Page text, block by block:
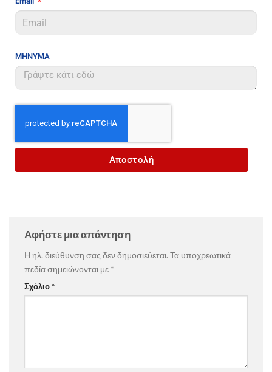
ΜΗΝΥΜΑ
Αποστολή
Αφήστε μια απάντηση
Η ηλ. διεύθυνση σας δεν δημοσιεύεται. Τα υποχρεωτικά
πεδία σημειώνονται με *
Σχόλιο*